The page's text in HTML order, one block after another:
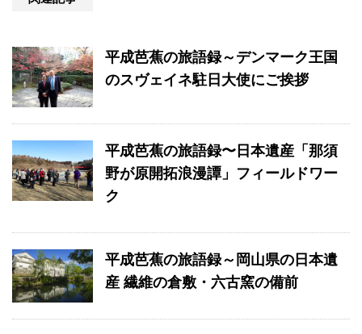
平成芭蕉の旅語録～デンマーク王国
のスヴェイネ駐日大使にご挨拶
平成芭蕉の旅語録〜日本遺産「那須
野が原開拓浪漫譚」フィールドワー
ク
平成芭蕉の旅語録～岡山県の日本遺
産 繊維の倉敷・六古窯の備前